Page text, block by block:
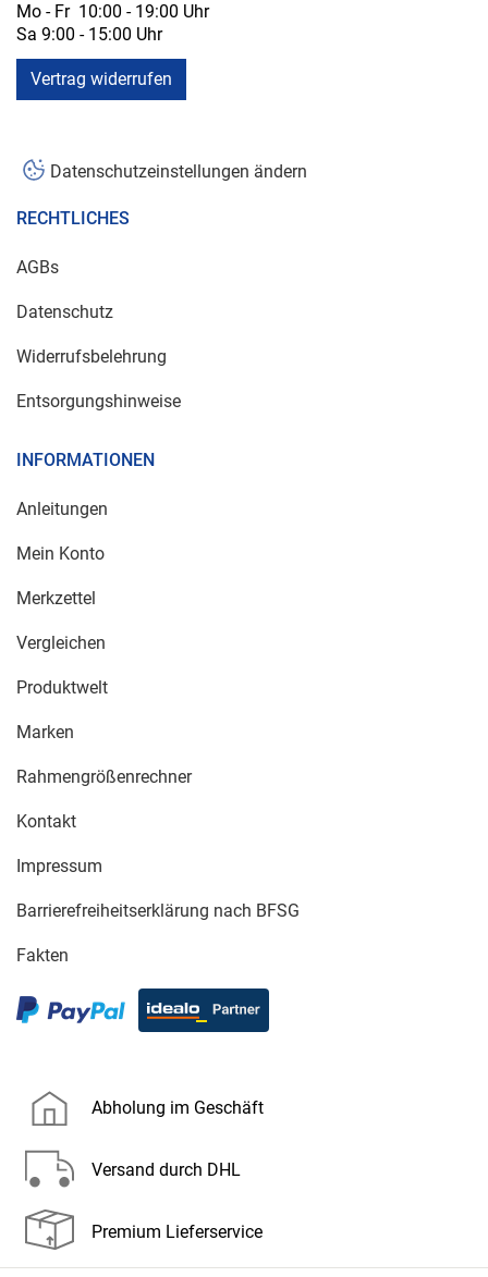
Mo - Fr 10:00 - 19:00 Uhr
Sa 9:00 - 15:00 Uhr
Vertrag widerrufen
Datenschutzeinstellungen ändern
RECHTLICHES
AGBs
Datenschutz
Widerrufsbelehrung
Entsorgungshinweise
INFORMATIONEN
Anleitungen
Mein Konto
Merkzettel
Vergleichen
Produktwelt
Marken
Rahmengrößenrechner
Kontakt
Impressum
Barrierefreiheitserklärung nach BFSG
Fakten
Abholung im Geschäft
Versand durch DHL
Premium Lieferservice